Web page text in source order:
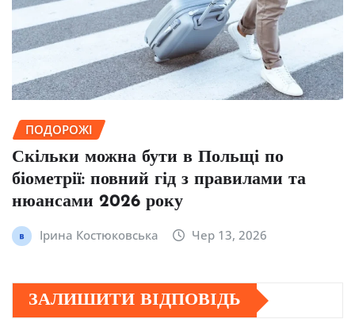
ПОДОРОЖІ
Скільки можна бути в Польщі по
біометрії: повний гід з правилами та
нюансами 2026 року
Ірина Костюковська Чер 13, 2026
ЗАЛИШИТИ ВІДПОВІДЬ